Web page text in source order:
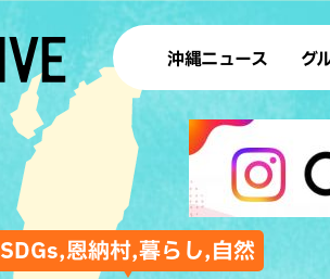
沖縄ニュース グ
ラ
テイ
すし
SDGs,恩納村,暮らし,自然